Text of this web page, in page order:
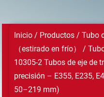
Productos
Garantía de
Inicio / Productos /Tubo
（estirado en frío）
/
10305-2 Tubos de eje de
precisión – E355, E235,
50–219 mm)